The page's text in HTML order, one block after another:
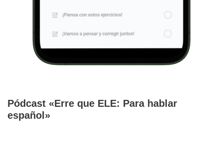
Pódcast «Erre que ELE: Para hablar
español»